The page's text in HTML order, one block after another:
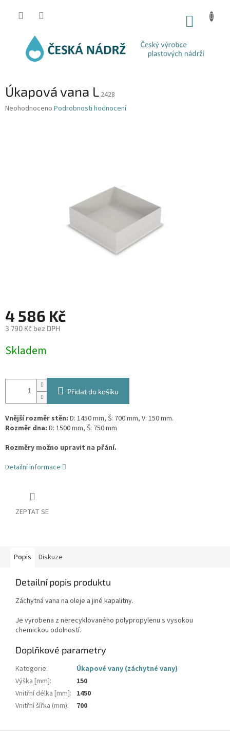
Úkapová vana L 2428
Průměrné
Neohodnoceno Podrobnosti hodnocení
4 586 Kč
3 790 Kč bez DPH
cena:
Skladem
Přidat do košíku
Vnější rozměr stěn: D: 1450 mm, Š: 700 mm, V: 150 mm.
Rozměr dna: D: 1500 mm, Š: 750 mm
Rozměry možno upravit na přání.
Detailní informace
ZEPTAT SE
Popis Diskuze
Detailní popis produktu
Záchytná vana na oleje a jiné kapalitny.
Je vyrobena z nerecyklovaného polypropylenu s vysokou
chemickou odolností.
Doplňkové parametry
Kategorie:
Úkapové vany (záchytné vany)
Výška [mm]:
150
Vnitřní délka [mm]: 1450
Vnitřní šířka (mm): 700